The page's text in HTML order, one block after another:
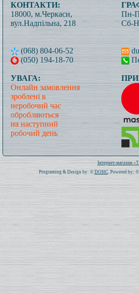
КОНТАКТИ:
18000, м.Черкаси,
вул.Надпільна, 218
(068) 804-06-52
(050) 194-18-70
Пн-
Сб-
УВАГА:
Онлайн замовлення
зроблені в
неробочий час
обробляються
на наступний
робочий день
Всього: 1021300
Інтернет-магазин
Programing & Design by: ©DOHC. Powered by: ©